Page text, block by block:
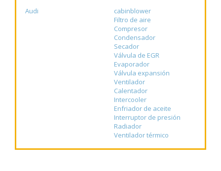
Audi
cabinblower
Filtro de aire
Compresor
Condensador
Secador
Válvula de EGR
Evaporador
Válvula expansión
Ventilador
Calentador
Intercooler
Enfriador de aceite
Interruptor de presión
Radiador
Ventilador térmico